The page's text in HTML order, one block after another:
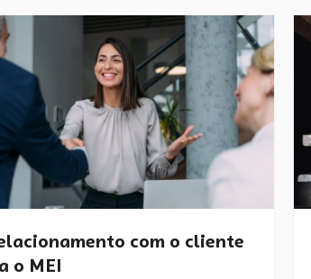
com o cliente
o MEI